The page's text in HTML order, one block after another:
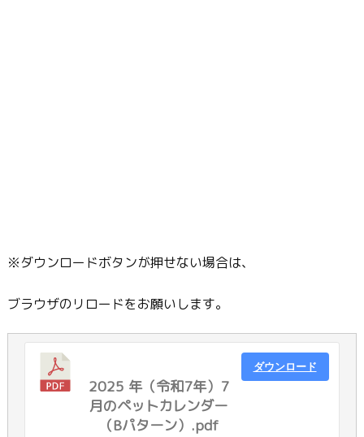
※ダウンロードボタンが押せない場合は、
ブラウザのリロードをお願いします。
2025 年（令和7年）7
月のペットカレンダー
（Bパターン）.pdf
ダウンロード